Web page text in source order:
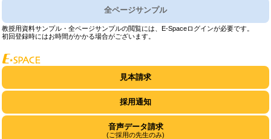
全ページサンプル
教授用資料サンプル・全ページサンプルの閲覧には、E-Spaceログインが必要です。
初回登録時にはお時間がかかる場合がございます。
見本請求
採用通知
音声データ請求
(ご採用の先生のみ)